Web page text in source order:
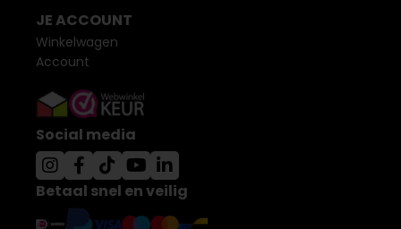
JE ACCOUNT
Winkelwagen
Account
Social media
Betaal snel en veilig